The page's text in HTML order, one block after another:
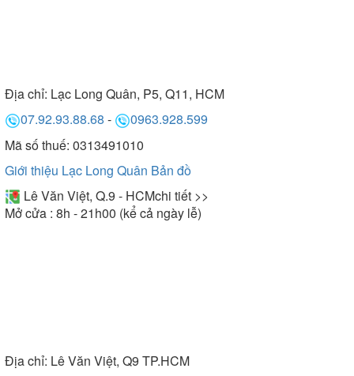
Địa chỉ: Lạc Long Quân, P5, Q11, HCM
07.92.93.88.68 -
0963.928.599
Mã số thuế: 0313491010
Giới thiệu Lạc Long Quân Bản đồ
Lê Văn Việt, Q.9 - HCMchi tiết >>
Mở cửa : 8h - 21h00 (kể cả ngày lễ)
Địa chỉ: Lê Văn Việt, Q9 TP.HCM